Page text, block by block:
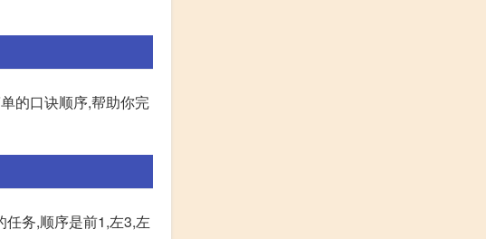
的口诀顺序,帮助你完
务,顺序是前1,左3,左